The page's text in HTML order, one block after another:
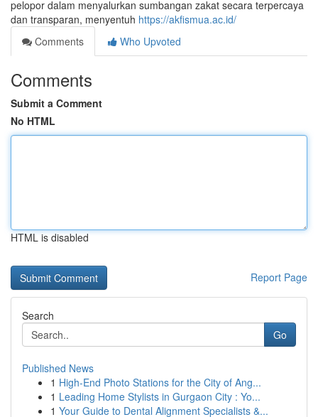
pelopor dalam menyalurkan sumbangan zakat secara terpercaya
dan transparan, menyentuh https://akfismua.ac.id/
Comments
Who Upvoted
Comments
Submit a Comment
No HTML
HTML is disabled
Report Page
Search
Go
Published News
1 High-End Photo Stations for the City of Ang...
1 Leading Home Stylists in Gurgaon City : Yo...
1 Your Guide to Dental Alignment Specialists &...